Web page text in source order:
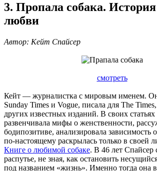
3. Пропала собака.
любви
Автор: Кейт Спайсер
смотреть
Кейт — журналистка с мировым именем.
Sunday Times и Vogue, писала для The
других известных изданий. В своих
развенчивала мифы о женственности,
бодипозитиве, анализировала
по-настоящему раскрылась только в своей
Книге о любимой собаке. В 46 лет Спайсер
распутье, не зная, как остановить
под названием «жизнь». Именно тогда она